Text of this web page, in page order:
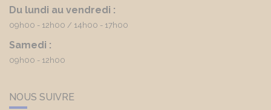
Du lundi au vendredi :
09h00 - 12h00 14h00 - 17h00
Samedi :
09h00 - 12h00
NOUS SUIVRE